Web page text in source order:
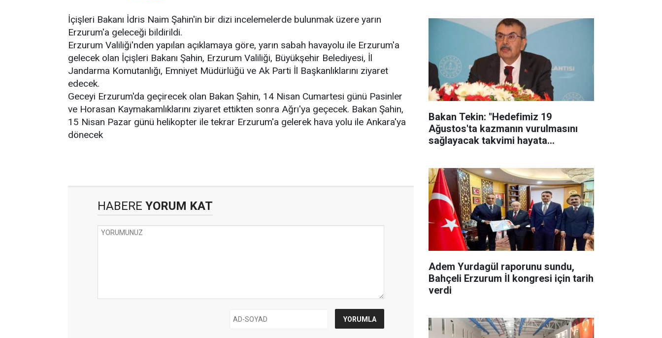
İçişleri Bakanı İdris Naim Şahin'in bir dizi incelemelerde bulunmak üzere yarın
Erzurum'a geleceği bildirildi.
Erzurum Valiliği'nden yapılan açıklamaya göre, yarın sabah havayolu ile Erzurum'a
gelecek olan İçişleri Bakanı Şahin, Erzurum Valiliği, Büyükşehir Belediyesi, İl
Jandarma Komutanlığı, Emniyet Müdürlüğü ve Ak Parti İl Başkanlıklarını ziyaret
edecek.
Geceyi Erzurum'da geçirecek olan Bakan Şahin, 14 Nisan Cumartesi günü Pasinler
ve Horasan Kaymakamlıklarını ziyaret ettikten sonra Ağrı'ya geçecek. Bakan Şahin,
15 Nisan Pazar günü helikopter ile tekrar Erzurum'a gelerek hava yolu ile Ankara'ya
dönecek
HABERE YORUM KAT
Bakan Tekin: "Hedefimiz 19
Ağustos'ta kazmanın vurulmasını
sağlayacak takvimi hayata
Adem Yurdagül raporunu sundu,
Bahçeli Erzurum İl kongresi için tarih
verdi